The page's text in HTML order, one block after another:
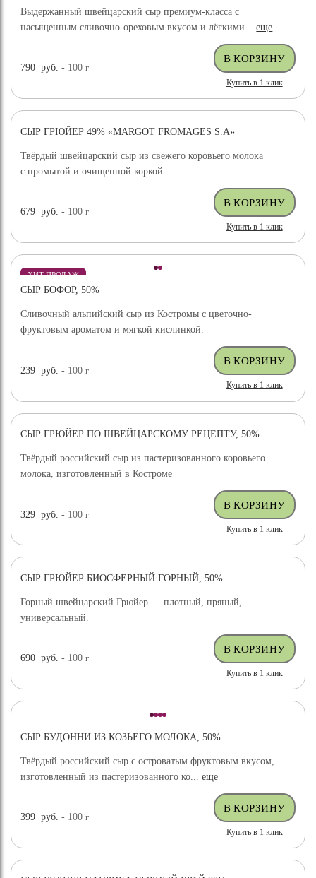
Выдержанный швейцарский сыр премиум-класса с
насыщенным сливочно-ореховым вкусом и лёгкими...еще
790 руб. - 100г
Купить в 1 клик
ХИТ ПРОДАЖ
СЫР ГРЮЙЕР 49% «MARGOT FROMAGES S.A»
Твёрдый швейцарский сыр из свежего коровьего молока
с промытой и очищенной коркой
679 руб. - 100г
Купить в 1 клик
ХИТ ПРОДАЖ
СЫР БОФОР, 50%
Сливочный альпийский сыр из Костромы с цветочно-
фруктовым ароматом и мягкой кислинкой.
239 руб. - 100г
Купить в 1 клик
ХИТ ПРОДАЖ
СЫР ГРЮЙЕР ПО ШВЕЙЦАРСКОМУ РЕЦЕПТУ, 50%
Твёрдый российский сыр из пастеризованного коровьего
молока, изготовленный в Костроме
329 руб. - 100г
Купить в 1 клик
СЫР ГРЮЙЕР БИОСФЕРНЫЙ ГОРНЫЙ, 50%
Горный швейцарский Грюйер — плотный, пряный,
универсальный.
690 руб. - 100г
Купить в 1 клик
СЫР БУДОННИ ИЗ КОЗЬЕГО МОЛОКА, 50%
Твёрдый российский сыр с островатым фруктовым вкусом,
изготовленный из пастеризованного ко...еще
399 руб. - 100г
Купить в 1 клик